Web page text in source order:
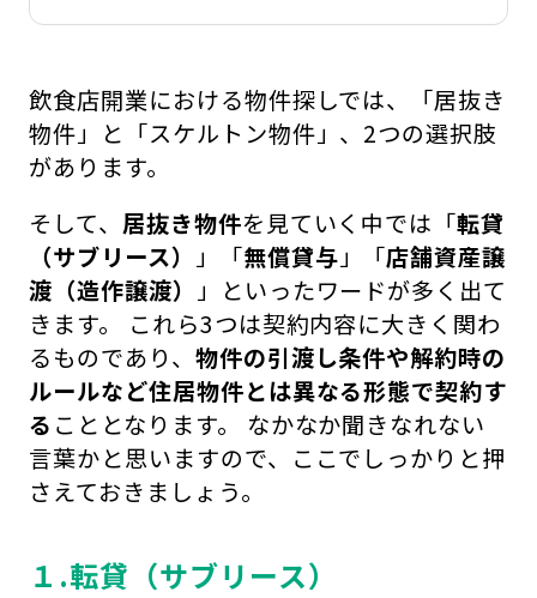
飲食店開業における物件探しでは、「居抜き
物件」と「スケルトン物件」、2つの選択肢
があります。
そして、 居抜き物件を見ていく中では「転貸
（サブリース） 」「無償貸与」「店舗資産譲
渡（造作譲渡） 」といったワードが多く出て
きます。 これら3つは契約内容に大きく関わ
るものであり、 物件の引渡し条件や解約時の
ルールなど住居物件とは異なる形態で契約す
る こととなります。 なかなか聞きなれない
言葉かと思いますので、ここでしっかりと押
さえておきましょう。
１.転貸（サブリース）